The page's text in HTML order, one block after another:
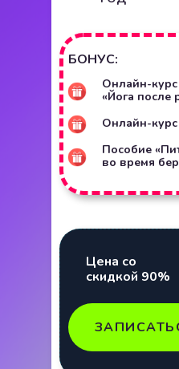
Цена со
скидкой 90%
Онлайн-курс
«Йога после
Онлайн-курс
Пособие
во время
БОНУС: